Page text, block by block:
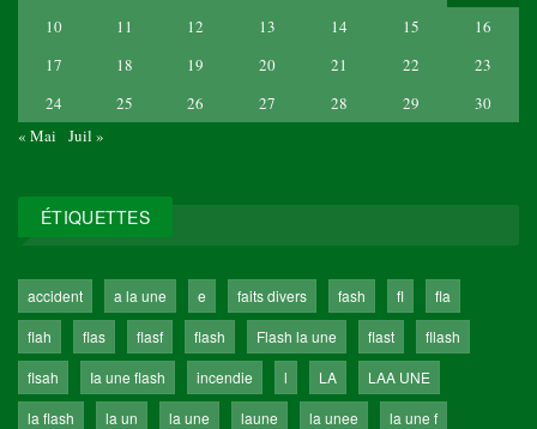
10
11 12 13 14 15
16
17
18 19 20 21 22
23
24
25 26 27 28 29
30
« Mai
Juil »
ÉTIQUETTES
accident a la une e faits divers fash fl
fla
flah
flas flasf flash Flash la une flast
fllash
flsah
Ia une flash incendie l LA
LAA UNE
la flash
la un la une laune la unee
la une f